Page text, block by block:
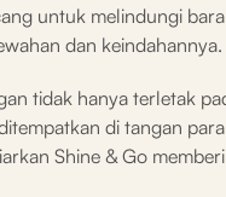
untuk melindungi
dan keindahannya.
tidak hanya terletak
di tangan
Shine & Go